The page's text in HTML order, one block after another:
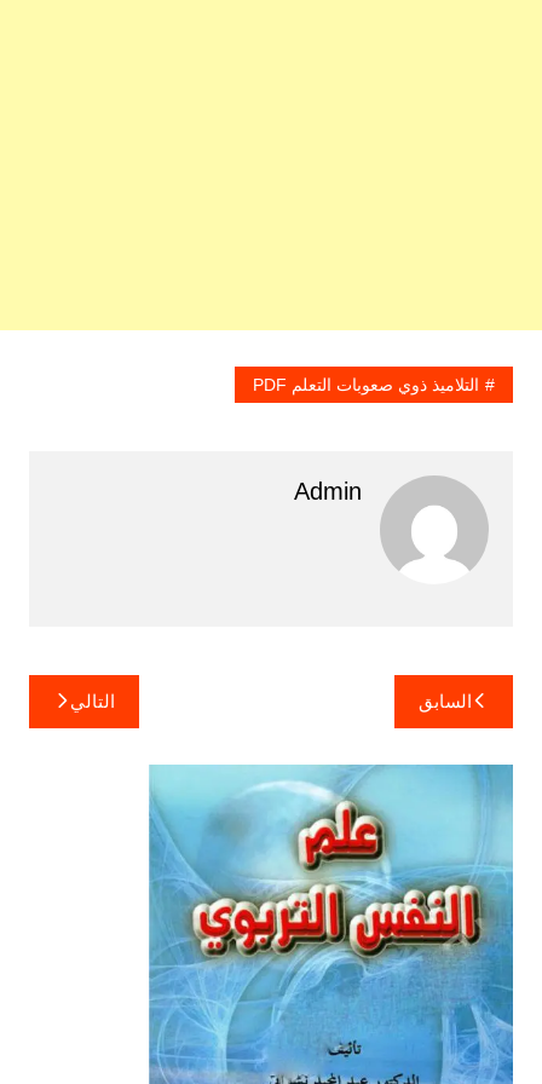
التلاميذ ذوي صعوبات التعلم PDF
Admin
تصفّح
المقالات
السابق التالي